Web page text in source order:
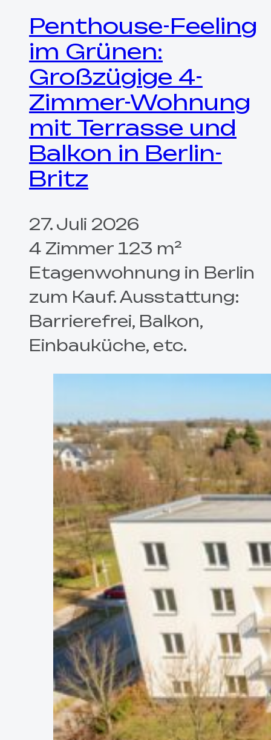
Penthouse-Feeling
im Grünen:
Großzügige 4-
Zimmer-Wohnung
mit Terrasse und
Balkon in Berlin-
Britz
27. Juli 2026
4 Zimmer 123 m²
Etagenwohnung in Berlin
zum Kauf. Ausstattung:
Barrierefrei, Balkon,
Einbauküche, etc.